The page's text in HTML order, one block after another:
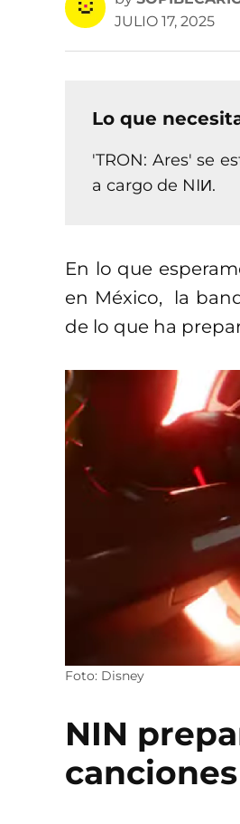
JULIO 17, 2025
Lo que
'TRON: Ares' se
a cargo de NIИ.
En lo que
en México, la
de lo que ha
Foto: Disney
NIN
canciones